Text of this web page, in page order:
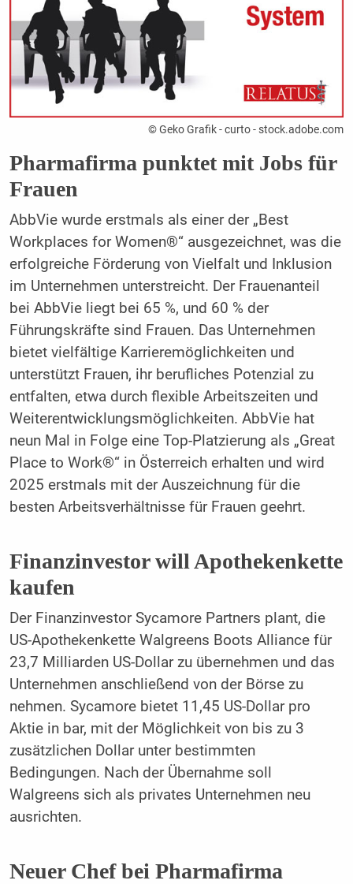
© Geko Grafik - curto - stock.adobe.com
Pharmafirma punktet mit Jobs für
Frauen
AbbVie wurde erstmals als einer der „Best
Workplaces for Women®“ ausgezeichnet, was die
erfolgreiche Förderung von Vielfalt und Inklusion
im Unternehmen unterstreicht. Der Frauenanteil
bei AbbVie liegt bei 65 %, und 60 % der
Führungskräfte sind Frauen. Das Unternehmen
bietet vielfältige Karrieremöglichkeiten und
unterstützt Frauen, ihr berufliches Potenzial zu
entfalten, etwa durch flexible Arbeitszeiten und
Weiterentwicklungsmöglichkeiten. AbbVie hat
neun Mal in Folge eine Top-Platzierung als „Great
Place to Work®“ in Österreich erhalten und wird
2025 erstmals mit der Auszeichnung für die
besten Arbeitsverhältnisse für Frauen geehrt.
Finanzinvestor will Apothekenkette
kaufen
Der Finanzinvestor Sycamore Partners plant, die
US-Apothekenkette Walgreens Boots Alliance für
23,7 Milliarden US-Dollar zu übernehmen und das
Unternehmen anschließend von der Börse zu
nehmen. Sycamore bietet 11,45 US-Dollar pro
Aktie in bar, mit der Möglichkeit von bis zu 3
zusätzlichen Dollar unter bestimmten
Bedingungen. Nach der Übernahme soll
Walgreens sich als privates Unternehmen neu
ausrichten.
Neuer Chef bei Pharmafirma